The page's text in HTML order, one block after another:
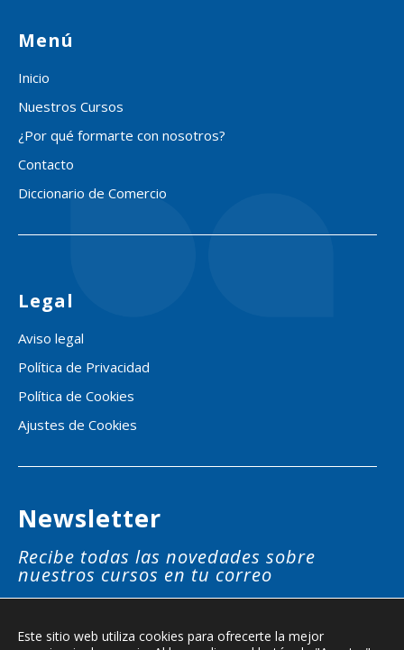
Menú
Inicio
Nuestros Cursos
¿Por qué formarte con nosotros?
Contacto
Diccionario de Comercio
Legal
Aviso legal
Política de Privacidad
Política de Cookies
Ajustes de Cookies
Newsletter
Recibe todas las novedades sobre
nuestros cursos en tu correo
SUSCRÍBETE
Este sitio web utiliza cookies para ofrecerte la mejor